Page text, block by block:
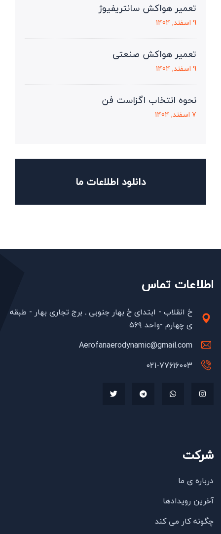
تعمیر هواکش سانتریفیوژ
9 اسفند, 1404
تعمیر هواکش صنعتی
9 اسفند, 1404
نحوه انتخاب اگزاست فن
7 اسفند, 1404
دانلود اطلاعات ما
اطلاعات تماس
خ انقلاب - ابتدای خ بهار جنوبی ـ برج تجاری بهار - طبقه
ی چهارم -واحد ۵۶۹
Aerofanaerodynamic@gmail.com
021-77616003
شرکت
درباره ی ما
آخرین رویدادها
چگونه کار می کند